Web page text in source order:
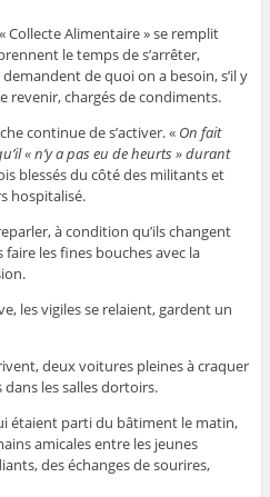
Collecte Alimentaire » se remplit
le temps de s’arrêter,
de quoi on a besoin, s’il y
revenir, chargés de condiments.
continue de s’activer. « On fait
« n’y a pas eu de heurts » durant
blessés du côté des militants et
hospitalisé.
à condition qu’ils changent
les fines bouches avec la
les vigiles se relaient, gardent un
deux voitures pleines à craquer
les salles dortoirs.
étaient parti du bâtiment le matin,
amicales entre les jeunes
des échanges de sourires,